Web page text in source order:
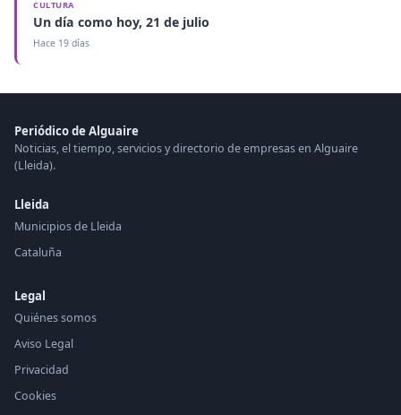
CULTURA
Un día como hoy, 21 de julio
Hace 19 días
Periódico de Alguaire
Noticias, el tiempo, servicios y directorio de empresas en Alguaire
(Lleida).
Lleida
Municipios de Lleida
Cataluña
Legal
Quiénes somos
Aviso Legal
Privacidad
Cookies